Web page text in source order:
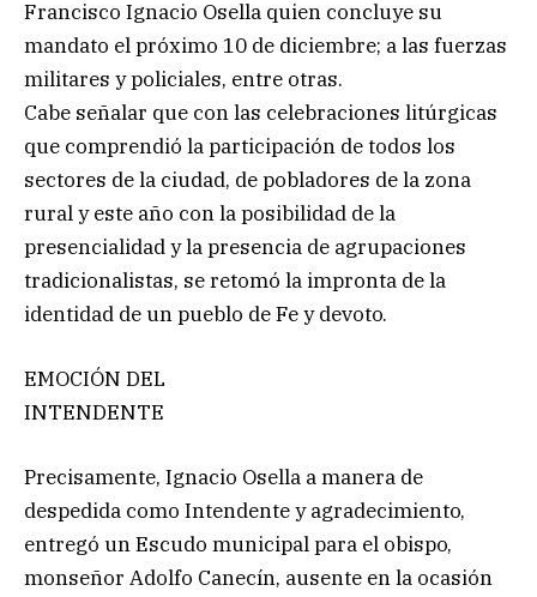
Francisco Ignacio Osella quien concluye su
mandato el próximo 10 de diciembre; a las fuerzas
militares y policiales, entre otras.
Cabe señalar que con las celebraciones litúrgicas
que comprendió la participación de todos los
sectores de la ciudad, de pobladores de la zona
rural y este año con la posibilidad de la
presencialidad y la presencia de agrupaciones
tradicionalistas, se retomó la impronta de la
identidad de un pueblo de Fe y devoto.
EMOCIÓN DEL
INTENDENTE
Precisamente, Ignacio Osella a manera de
despedida como Intendente y agradecimiento,
entregó un Escudo municipal para el obispo,
monseñor Adolfo Canecín, ausente en la ocasión